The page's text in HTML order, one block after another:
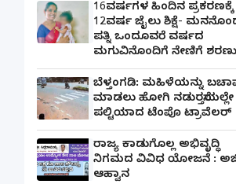
16ವರ್ಷಗಳ ಹಿಂದಿನ
12ವರ್ಷ ಜೈಲು ಶಿಕ್ಷೆ-
ಪತ್ನಿ ಒಂದೂವರೆ ವರ್ಷದ
ಮಗುವಿನೊಂದಿಗೆ ನೇಣಿಗೆ ಶರಣು
ಬೆಳ್ತಂಗಡಿ: ಮಹಿಳೆಯನ್ನು
ಮಾಡಲು ಹೋಗಿ ನಡುರಸ್ತೆಯಲ್ಲೇ
ಪಲ್ಟಿಯಾದ ಟೆಂಪೊ ಟ್ರಾವೆಲರ್
ರಾಜ್ಯ ಕಾಡುಗೊಲ್ಲ ಅಭಿವೃದ್ಧಿ
ನಿಗಮದ ವಿವಿಧ ಯೋಜನೆ :
ಆಹ್ವಾನ